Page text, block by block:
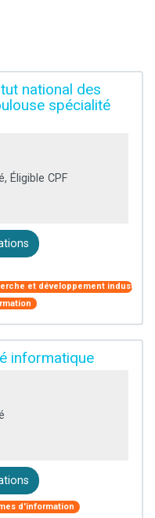
national des
spécialité
Éligible CPF
et développement industriel
informatique
d'information